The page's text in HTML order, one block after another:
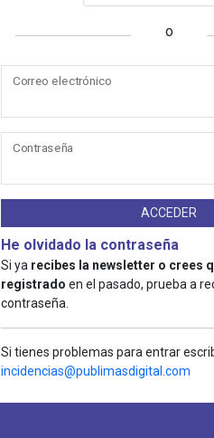
o
Correo electrónico
Contraseña
ACCEDER
He olvidado la contraseña
Si ya recibes la newsletter o crees
registrado en el pasado, prueba a
contraseña.
Si tienes problemas para entrar
incidencias@publimasdigital.com